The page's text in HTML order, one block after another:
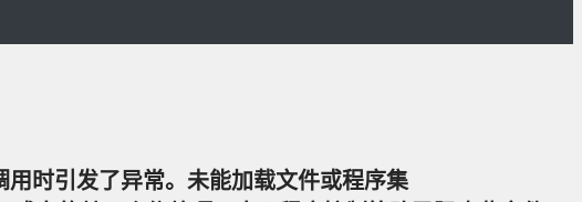
时引发了异常。未能加载文件或程序集